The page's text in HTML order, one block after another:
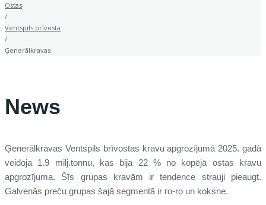
Ostas
/
Ventspils brīvosta
/
Ģenerālkravas
News
Ģenerālkravas Ventspils brīvostas kravu apgrozījumā 2025. gadā
veidoja 1.9 milj.tonnu, kas bija 22 % no kopējā ostas kravu
apgrozījuma. Šīs grupas kravām ir tendence strauji pieaugt.
Galvenās preču grupas šajā segmentā ir ro-ro un koksne.